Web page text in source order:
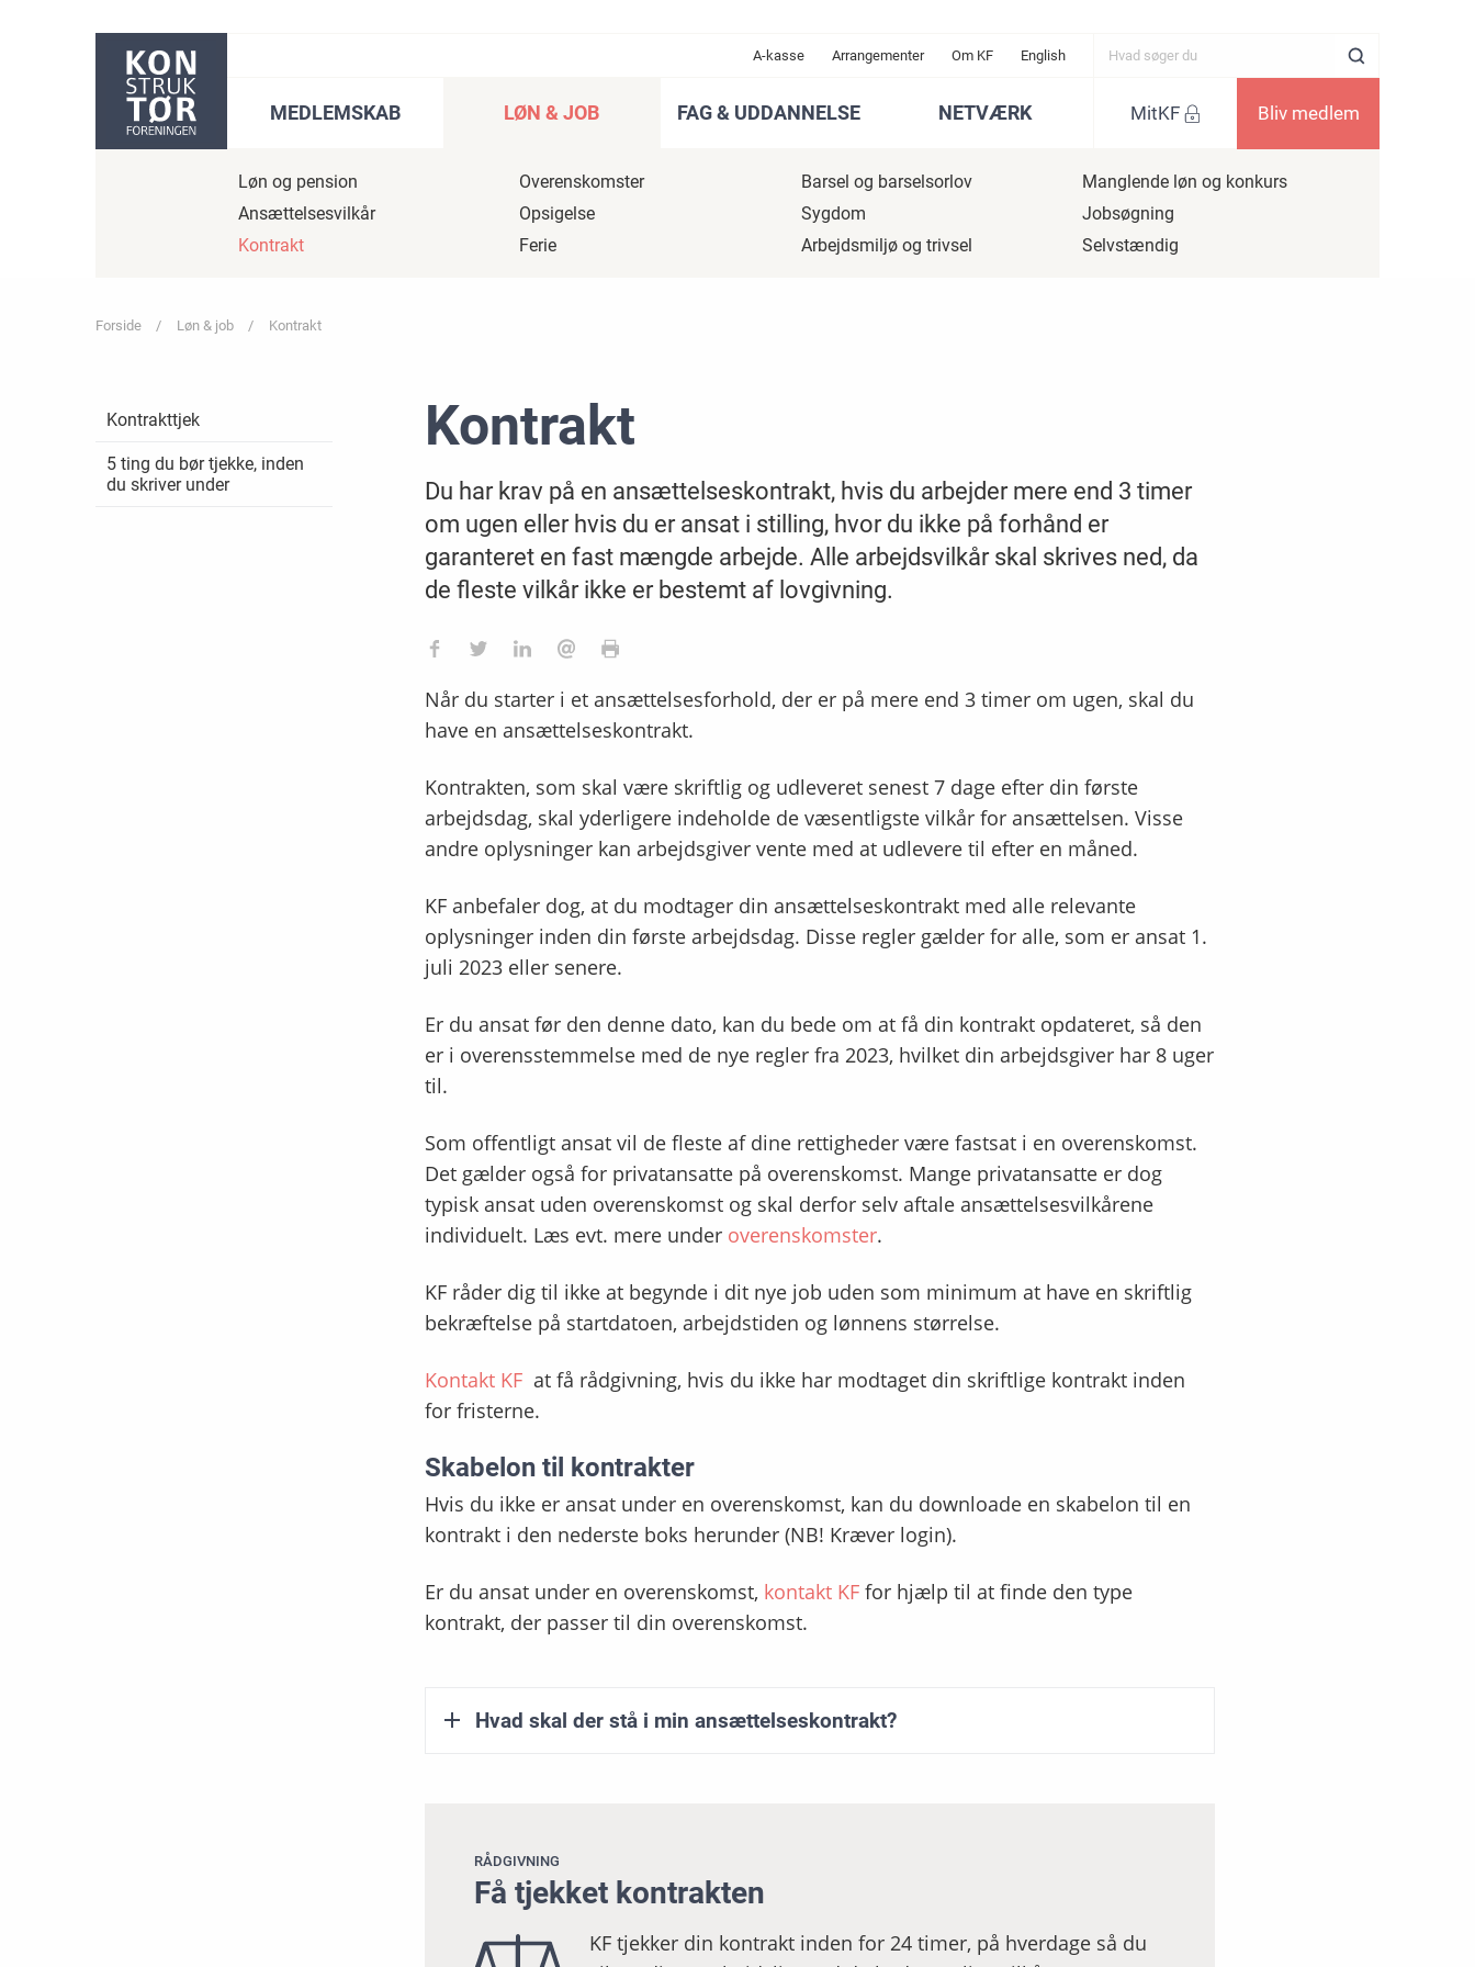
A-kasse Arrangementer Om KF English
MEDLEMSKAB LØN & JOB FAG & UDDANNELSE NETVÆRK MitKF Bliv medlem
Løn og pension
Ansættelsesvilkår
Kontrakt
Overenskomster
Opsigelse
Ferie
Barsel og barselsorlov
Sygdom
Arbejdsmiljø og trivsel
Manglende løn og konkurs
Jobsøgning
Selvstændig
Forside Løn & job Kontrakt
Kontrakttjek
5 ting du bør tjekke, inden
du skriver under
Kontrakt
Du har krav på en ansættelseskontrakt, hvis du arbejder mere end 3 timer
om ugen eller hvis du er ansat i stilling, hvor du ikke på forhånd er
garanteret en fast mængde arbejde. Alle arbejdsvilkår skal skrives ned, da
de fleste vilkår ikke er bestemt af lovgivning.
Når du starter i et ansættelsesforhold, der er på mere end 3 timer om ugen, skal du
have en ansættelseskontrakt.
Kontrakten, som skal være skriftlig og udleveret senest 7 dage efter din første
arbejdsdag, skal yderligere indeholde de væsentligste vilkår for ansættelsen. Visse
andre oplysninger kan arbejdsgiver vente med at udlevere til efter en måned.
KF anbefaler dog, at du modtager din ansættelseskontrakt med alle relevante
oplysninger inden din første arbejdsdag. Disse regler gælder for alle, som er ansat 1.
juli 2023 eller senere.
Er du ansat før den denne dato, kan du bede om at få din kontrakt opdateret, så den
er i overensstemmelse med de nye regler fra 2023, hvilket din arbejdsgiver har 8 uger
til.
Som offentligt ansat vil de fleste af dine rettigheder være fastsat i en overenskomst.
Det gælder også for privatansatte på overenskomst. Mange privatansatte er dog
typisk ansat uden overenskomst og skal derfor selv aftale ansættelsesvilkårene
individuelt. Læs evt. mere under overenskomster.
KF råder dig til ikke at begynde i dit nye job uden som minimum at have en skriftlig
bekræftelse på startdatoen, arbejdstiden og lønnens størrelse.
Kontakt KF at få rådgivning, hvis du ikke har modtaget din skriftlige kontrakt inden
for fristerne.
Skabelon til kontrakter
Hvis du ikke er ansat under en overenskomst, kan du downloade en skabelon til en
kontrakt i den nederste boks herunder (NB! Kræver login).
Er du ansat under en overenskomst, kontakt KF for hjælp til at finde den type
kontrakt, der passer til din overenskomst.
Hvad skal der stå i min ansættelseskontrakt?
RÅDGIVNING
Få tjekket kontrakten
KF tjekker din kontrakt inden for 24 timer, på hverdage så du